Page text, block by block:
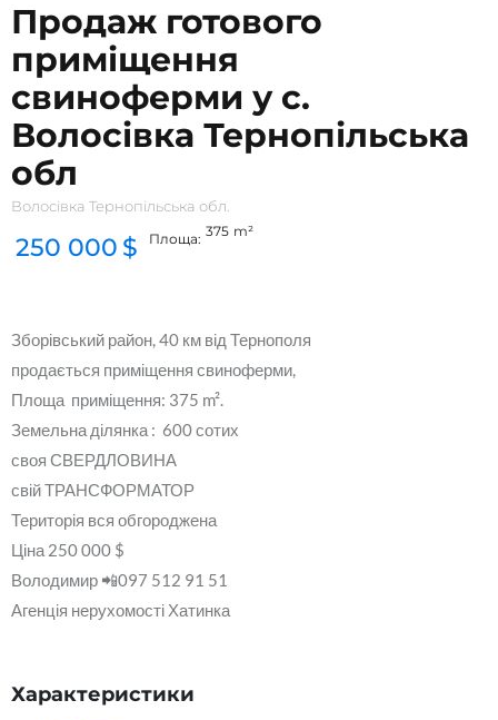
Продаж готового
приміщення
свиноферми у с.
Волосівка Тернопільська
обл
Волосівка Тернопільська обл.
250 000 $ Площа: 375 m²
Зборівський район, 40 км від Тернополя
продається приміщення свиноферми,
Площа приміщення: 375 m².
Земельна ділянка : 600 сотих
своя СВЕРДЛОВИНА
свій ТРАНСФОРМАТОР
Територія вся обгороджена
Ціна 250 000 $
Володимир 📲097 512 91 51
Агенція нерухомості Хатинка
Характеристики